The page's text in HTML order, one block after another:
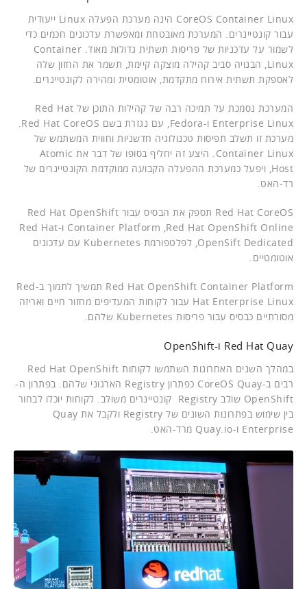
CoreOS Container Linux הינה מערכת הפעלה Linux ייעודית
עבור קונטיינרים. המערכת מאובטחת ומאפשרת עדכונים חכמים כדי
לשמור על עדכניות של פריסות תשתית גדולות מאוד. Container
Linux, הבנויה סביב קהילה מוצקה קיימת, תשמר את החזון שלה
לאספקת תשתית אירוח מתקדמת, אוטומטית ומהירה לקונטיינרים.
המערכת נסמכת על תמיכה רבה של קהילות התוכן של Red Hat
Enterprise Linux ו-Fedora, עם נגזרת בשם Red Hat CoreOS.
מערכת זו תשלב תפיסות טכנולוגיה חדשניות וחווית המשתמש של
Container Linux. היצע זה יחליף בסופו של דבר את Atomic
Host, ויפעל כמערכת ההפעלה הקבועה ממוקדמת הקונטיינרים של
רד-האט.
Red Hat CoreOS תספק את הבסיס עבור Red Hat OpenShift
Container Platform ,Red Hat OpenShift Online ו-Red Hat
OpenSift Dedicated, לפלטפורמת Kubernetes עם עדכונים
אוטומטיים.
Red Hat OpenShift Container Platform תמשיך לתמוך ב-Red
Hat Enterprise Linux עבור לקוחות המעדיפים מחזור חיים ואריזה
מסורתיים כבסיס עבור פריסות Kubernetes שלהם.
Red Hat Quay ו-OpenShift
במהלך השנים האחרונות השתמשו לקוחות Red Hat OpenShift
רבים ב-CoreOS Quay כפתרון Registry הארגוני שלהם. בפתרון ה-
OpenShift שולב Registry קונטיינרים משולב. לקוחות יוכלו לבחור
בין שימוש בפתרונות השונים של Registry ולקבל את Quay
Enterprise ו-Quay.io מרד-האט.